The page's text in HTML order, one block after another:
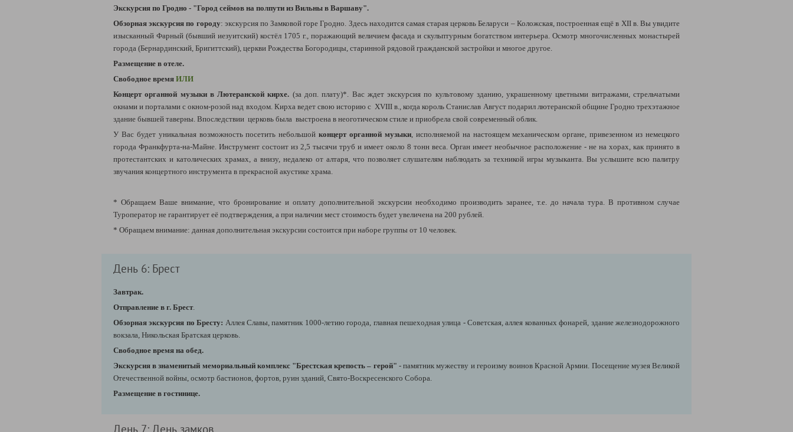
Экскурсия по Гродно - "Город сеймов на полпути из Вильны в Варшаву".
Обзорная экскурсия по городу: экскурсия по Замковой горе Гродно. Здесь находится самая старая церковь Беларуси – Коложская, построенная ещё в XII в. Вы увидите
изысканный Фарный (бывший иезуитский) костёл 1705 г., поражающий величием фасада и скульптурным богатством интерьера. Осмотр многочисленных монастырей
города (Бернардинский, Бригиттский), церкви Рождества Богородицы, старинной рядовой гражданской застройки и многое другое.
Размещение в отеле.
Свободное время ИЛИ
Концерт органной музыки в Лютеранской кирхе. (за доп. плату)*. Вас ждет экскурсия по культовому зданию, украшенному цветными витражами, стрельчатыми
окнами и порталами с окном-розой над входом. Кирха ведет свою историю с XVIII в., когда король Станислав Август подарил лютеранской общине Гродно трехэтажное
здание бывшей таверны. Впоследствии церковь была выстроена в неоготическом стиле и приобрела свой современный облик.
У Вас будет уникальная возможность посетить небольшойконцерт органной музыки, исполняемой на настоящем механическом органе, привезенном из немецкого
города Франкфурта-на-Майне. Инструмент состоит из 2,5 тысячи труб и имеет около 8 тонн веса. Орган имеет необычное расположение - не на хорах, как принято в
протестантских и католических храмах, а внизу, недалеко от алтаря, что позволяет слушателям наблюдать за техникой игры музыканта. Вы услышите всю палитру
звучания концертного инструмента в прекрасной акустике храма.
* Обращаем Ваше внимание, что бронирование и оплату дополнительной экскурсии необходимо производить заранее, т.е. до начала тура. В противном случае
Туроператор не гарантирует её подтверждения, а при наличии мест стоимость будет увеличена на 200 рублей.
* Обращаем внимание: данная дополнительная экскурсии состоится при наборе группы от 10 человек.
День 6: Брест
Завтрак.
Отправление в г. Брест.
Обзорная экскурсия по Бресту: Аллея Славы, памятник 1000-летию города, главная пешеходная улица - Советская, аллея кованных фонарей, здание железнодорожного
вокзала, Никольская Братская церковь.
Свободное время на обед.
Экскурсия в знаменитый мемориальный комплекс "Брестская крепость – герой" - памятник мужеству и героизму воинов Красной Армии. Посещение музея Великой
Отечественной войны, осмотр бастионов, фортов, руин зданий, Свято-Воскресенского Собора.
Размещение в гостинице.
День 7: День замков